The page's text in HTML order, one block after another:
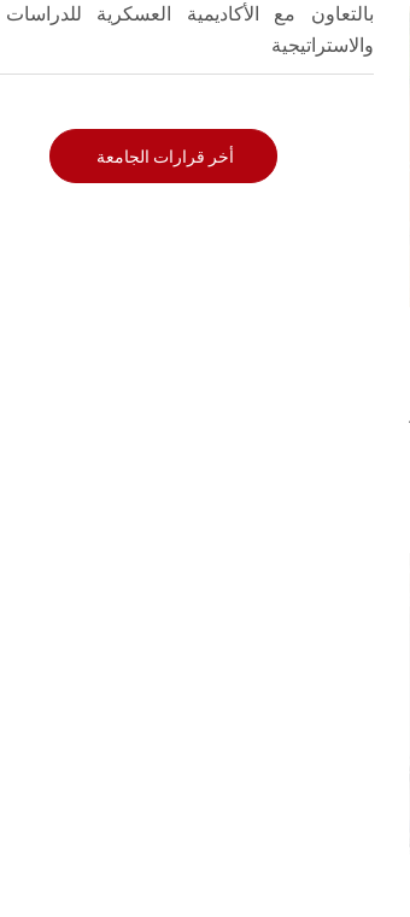
بالتعاون مع الأكاديمية العسكرية للدراسات
والاستراتيجية
أخر قرارات الجامعة